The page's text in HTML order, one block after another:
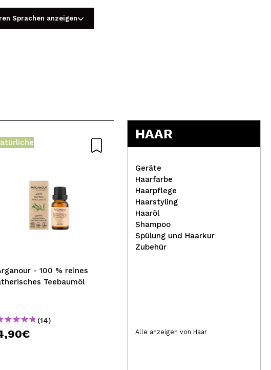
Sprachen anzeigen
- 100 % reines
Teebaumöl
(14)
Superstar – Palette mit 12
Basis-Aquacolors für
Gesicht und Körper Skin
29,95€
HAAR
Geräte
Haarfarbe
Haarpflege
Haarstyling
Haaröl
Shampoo
Spülung und Haarkur
Zubehür
Alle anzeigen von Haar